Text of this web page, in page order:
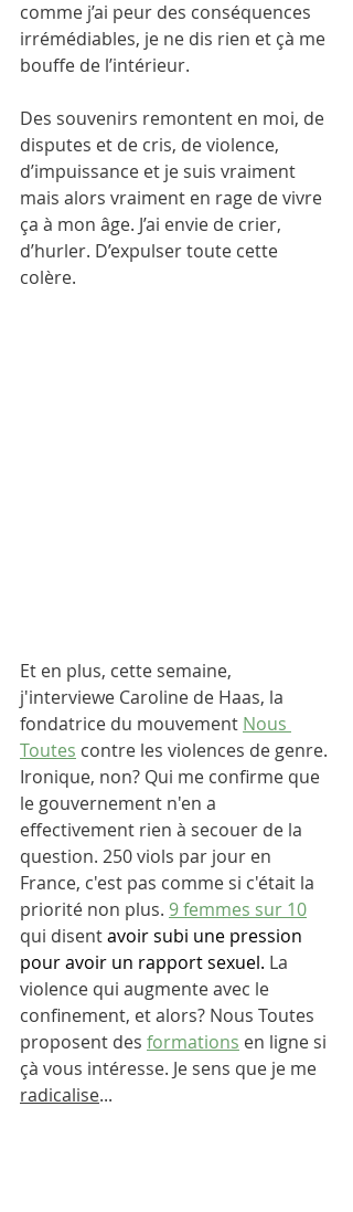
comme j’ai peur des conséquences
irrémédiables, je ne dis rien et çà me
bouffe de l’intérieur.
Des souvenirs remontent en moi, de
disputes et de cris, de violence,
d’impuissance et je suis vraiment
mais alors vraiment en rage de vivre
ça à mon âge. J’ai envie de crier,
d’hurler. D’expulser toute cette
colère.
Et en plus, cette semaine,
j'interviewe Caroline de Haas, la
fondatrice du mouvement Nous
Toutes contre les violences de genre.
Ironique, non? Qui me confirme que
le gouvernement n'en a
effectivement rien à secouer de la
question. 250 viols par jour en
France, c'est pas comme si c'était la
priorité non plus. 9 femmes sur 10
qui disent avoir subi une pression
pour avoir un rapport sexuel. La
violence qui augmente avec le
confinement, et alors? Nous Toutes
proposent des formations en ligne si
çà vous intéresse. Je sens que je me
radicalise...